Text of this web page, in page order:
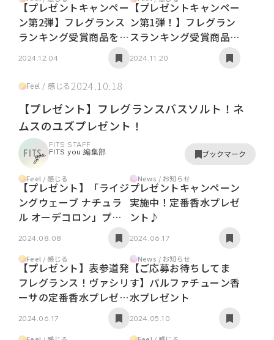
【プレゼントキャンペー
ン第2弾】フレグランス
ランキング受賞商品を
2024.12.04
【プレゼントキャンペー
ン第1弾！】フレグラン
スランキング受賞商品を
2024.11.20
Feel / 感じる2024.10.18
【プレゼント】フレグランスバスソルト！ネ
ムスのユズプレゼント！
FITS STAFF
FITS you.編集部
ブックマーク
Feel / 感じる
【プレゼント】「ライジ
ングウェーブ ナチュラ
ル オーデコロン」プレ
ゼントキャンペーン
2024.08.08
News / お知らせ
プレゼントキャンペーン
実施中！定番香水プレゼ
ント♪
2024.06.17
Feel / 感じる
【プレゼント】表参道発
フレグランス！ヴァシリ
ーサの定番香水プレゼン
2024.06.17
News / お知らせ
【ご応募お待ちしてま
す】パルファチューン香
水プレゼント
2024.05.10